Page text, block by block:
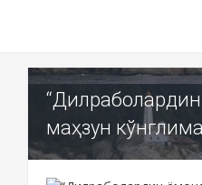
“Дилраболардин
маҳзун